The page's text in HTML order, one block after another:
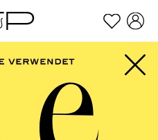
Zum Footer springen